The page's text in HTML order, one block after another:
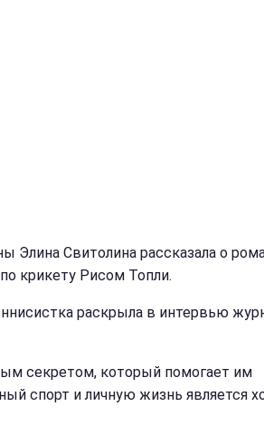
Элина Свитолина рассказала о
крикету Рисом Топли.
раскрыла в интервью
секретом, который помогает им
спорт и личную жизнь является